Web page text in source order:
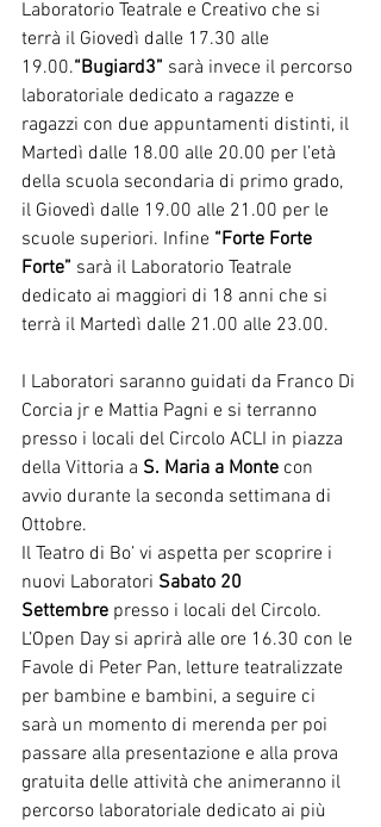
Laboratorio Teatrale e Creativo che si
terrà il Giovedì dalle 17.30 alle
19.00.“Bugiard3” sarà invece il percorso
laboratoriale dedicato a ragazze e
ragazzi con due appuntamenti distinti, il
Martedì dalle 18.00 alle 20.00 per l’età
della scuola secondaria di primo grado,
il Giovedì dalle 19.00 alle 21.00 per le
scuole superiori. Infine “Forte Forte
Forte” sarà il Laboratorio Teatrale
dedicato ai maggiori di 18 anni che si
terrà il Martedì dalle 21.00 alle 23.00.
I Laboratori saranno guidati da Franco Di
Corcia jr e Mattia Pagni e si terranno
presso i locali del Circolo ACLI in piazza
della Vittoria a S. Maria a Monte con
avvio durante la seconda settimana di
Ottobre.
Il Teatro di Bo’ vi aspetta per scoprire i
nuovi Laboratori Sabato 20
Settembre presso i locali del Circolo.
L’Open Day si aprirà alle ore 16.30 con le
Favole di Peter Pan, letture teatralizzate
per bambine e bambini, a seguire ci
sarà un momento di merenda per poi
passare alla presentazione e alla prova
gratuita delle attività che animeranno il
percorso laboratoriale dedicato ai più